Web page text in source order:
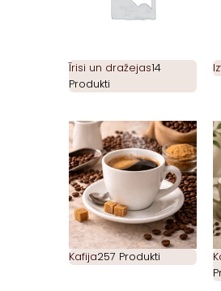
Īrisi un dražejas14
Produkti
Kafija257 Produkti